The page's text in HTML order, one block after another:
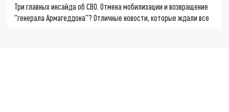
Три главных инсайда об СВО. Отмена мобилизации и возвращение
"генерала Армагеддона"? Отличные новости, которые ждали все